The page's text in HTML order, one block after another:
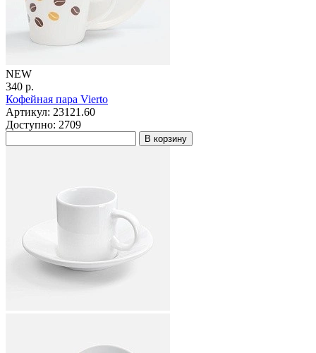
NEW
340 р.
Кофейная пара Vierto
Артикул: 23121.60
Доступно: 2709
В корзину